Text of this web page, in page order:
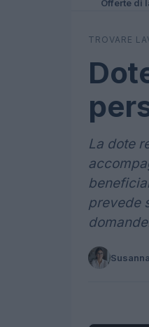
Offerte di
TROVARE
La dote
prevede